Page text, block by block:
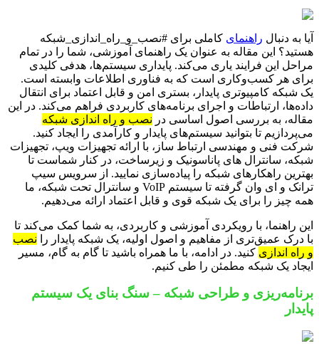
آیا به دنبال راهنمای کاملی برای #نصب_و_راه_اندازی_شبکه
هستید؟ این مقاله به عنوان یک راهنمای آموزشی، شما را در تمام
مراحل این فرایند یاری می‌کند. پایداری سیستم‌ها، هدفی کلیدی
برای هر کسب‌وکاری است که به فناوری اطلاعات وابسته است.
یک شبکه کامپیوتری پایدار، بستری امن و قابل اعتماد برای انتقال
داده‌ها، ارتباطات و اجرای برنامه‌های کاربردی فراهم می‌کند. در این
مقاله، به بررسی اصول اساسی در نصب و راه اندازی شبکه
می‌پردازیم تا بتوانید سیستم‌های پایدار و کارآمدی را ایجاد کنید.
شرکت فنی و مهندسی ارتباط ساز، با ارائه تجهیزات ویپ، تجهیزات
شبکه، سانترال های پاناسونیک و زیرساخت، در کنار شماست تا
بهترین راهکارهای شبکه را پیاده‌سازی نمایید. از سرویس سیپ
ترانک و ای وان گرفته تا سیستم VoIP و سانترال تحت شبکه، ما
همه چیز را برای یک شبکه قوی و قابل اعتماد ارائه می‌دهیم.
این راهنما، با رویکردی آموزشی و کاربردی، به شما کمک می‌کند تا
با درک عمیق‌تری از مفاهیم و اصول اولیه، یک شبکه پایدار را نصب
و راه اندازی کنید. در ادامه، با ما همراه باشید تا گام به گام، مسیر
ایجاد یک شبکه مطمئن را طی کنیم.
برنامه‌ریزی و طراحی شبکه – سنگ بنای یک سیستم
پایدار